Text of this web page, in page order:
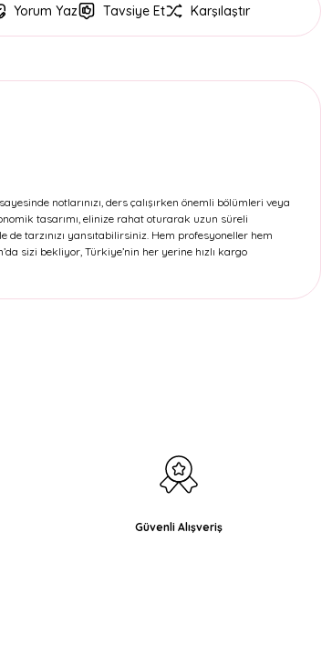
Yorum Yaz Tavsiye Et Karşılaştır
notlarınızı, ders çalışırken önemli bölümleri veya
tasarımı, elinize rahat oturarak uzun süreli
tarzınızı yansıtabilirsiniz. Hem profesyoneller hem
sizi bekliyor, Türkiye’nin her yerine hızlı kargo
Güvenli Alışveriş